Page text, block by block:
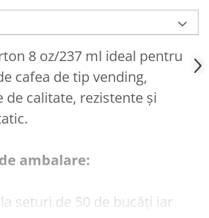
8 oz/237 ml ideal pentru
cafea de tip vending,
de calitate, rezistente și
ambalare:
seturi de 50 de bucăți iar